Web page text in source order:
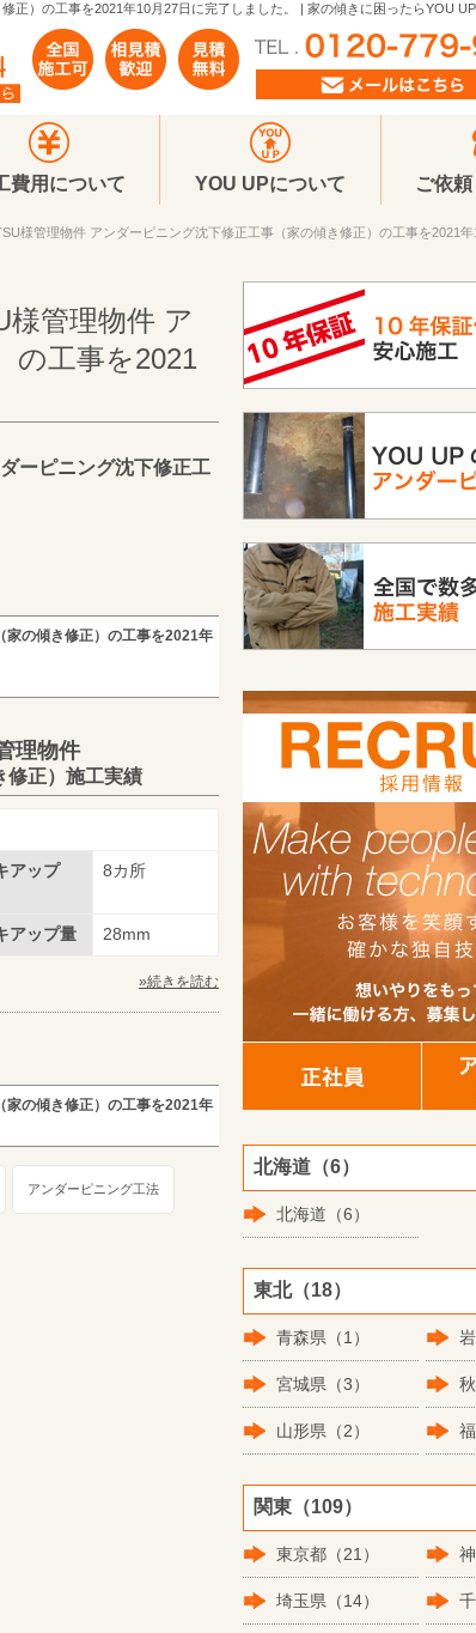
正）の工事を2021年10月27日に完了しました。 | 家の傾きに困ったらYOU UP
費用について YOU UPについて ご依
様管理物件 アンダーピニング沈下修正工事（家の傾き修正）の工事を2021年
様管理物件 ア
の工事を2021
ーピニング沈下修正工
家の傾き修正）の工事を2021年
理物件
修正）施工実績
アップ
8カ所
アップ量 28mm
»続きを読む
家の傾き修正）の工事を2021年
アンダーピニング工法
北海道（6）
北海道（6）
東北（18）
青森県（1）
宮城県（3）
山形県（2）
関東（109）
東京都（21）
埼玉県（14）